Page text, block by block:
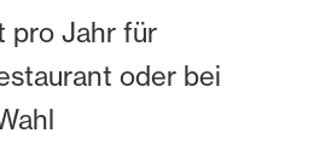
pro Jahr für
oder bei